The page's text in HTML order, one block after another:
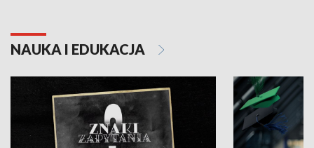
NAUKA I EDUKACJA